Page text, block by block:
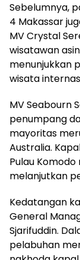
Sebelumnya,
4 Makassar
MV Crystal
wisatawan
menunjukkan
wisata
MV Seabourn
penumpang
mayoritas
Australia.
Pulau
melanjutkan
Kedatangan
General
Sjarifuddin.
pelabuhan